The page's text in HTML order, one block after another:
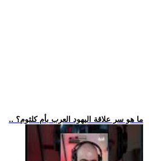
.. ما هو سر علاقة اليهود العرب بأم كلثوم؟